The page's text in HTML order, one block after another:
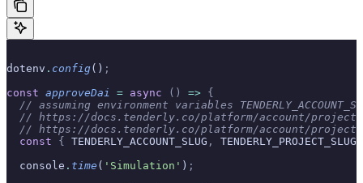
dotenv . config() ;
const approveDai = async () => {
// assuming environment variables
// https://docs.tenderly.co/platform/account/
// https://docs.tenderly.co/platform/account/
  const
{ TENDERLY_ACCOUNT_SLUG , TENDERLY_PROJECT_SLUG
  console
. time ( 'Simulation' ) ;